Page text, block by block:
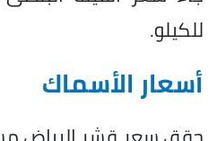
للكيلو.
أسعار الأسماك